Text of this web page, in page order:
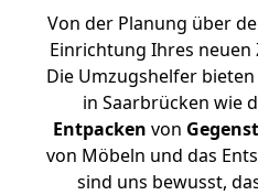
Von der Planung über
Einrichtung Ihres neuen
Die Umzugshelfer
in Saarbrücken wie
Entpacken von
von Möbeln und das
sind uns bewusst,